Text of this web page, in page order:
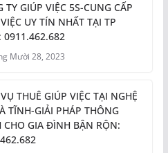
TY GIÚP VIỆC 5S-CUNG CẤP
UY TÍN NHẤT TẠI TP
0911.462.682
Mười 28, 2023
THUÊ GIÚP VIỆC TẠI NGHỆ
TĨNH-GIẢI PHÁP THÔNG
CHO GIA ĐÌNH BẬN RỘN: